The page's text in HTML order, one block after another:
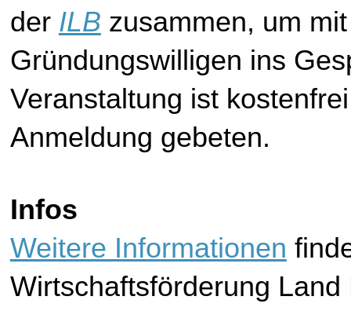
der ILB zusammen, um
Gründungswilligen ins
Veranstaltung ist
Anmeldung gebeten.
Infos
Weitere Informationen
Wirtschaftsförderung